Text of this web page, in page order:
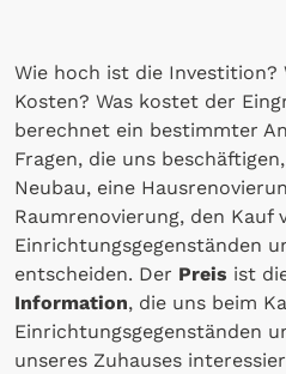
Wie hoch ist die Investition?
Kosten? Was kostet der
berechnet ein bestimmter
Fragen, die uns
Neubau, eine
Raumrenovierung, den Kauf
Einrichtungsgegenständen
entscheiden. Der Preis ist
Information, die uns beim
Einrichtungsgegenständen
unseres Zuhauses